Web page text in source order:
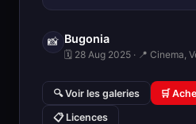
📸 Bugonia
🗓 28 Aug 2025 · 📍 Cinema,
🔍 Voir les galeries 🛒
📋 Licences